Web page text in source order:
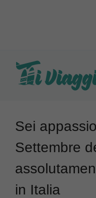
Sei
Settembre
in Italia